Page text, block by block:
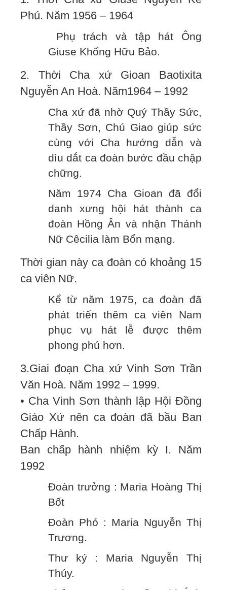
Phú. Năm 1956 – 1964
Phụ trách và tập hát Ông
Giuse Khổng Hữu Bảo.
2. Thời Cha xứ Gioan Baotixita
Nguyễn An Hoà. Năm1964 – 1992
Cha xứ đã nhờ Quý Thầy Sức,
Thầy Sơn, Chú Giao giúp sức
cùng với Cha hướng dẫn và
dìu dắt ca đoàn bước đầu chập
chững.
Năm 1974 Cha Gioan đã đổi
danh xưng hội hát thành ca
đoàn Hồng Ân và nhận Thánh
Nữ Cêcilia làm Bổn mạng.
Thời gian này ca đoàn có khoảng 15
ca viên Nữ.
Kể từ năm 1975, ca đoàn đã
phát triển thêm ca viên Nam
phục vụ hát lễ được thêm
phong phú hơn.
3.Giai đoạn Cha xứ Vinh Sơn Trần
Văn Hoà. Năm 1992 – 1999.
• Cha Vinh Sơn thành lập Hội Đồng
Giáo Xứ nên ca đoàn đã bầu Ban
Chấp Hành.
Ban chấp hành nhiệm kỳ I. Năm
1992
Đoàn trưởng : Maria Hoàng Thị
Bốt
Đoàn Phó : Maria Nguyễn Thị
Trương.
Thư ký : Maria Nguyễn Thị
Thúy.